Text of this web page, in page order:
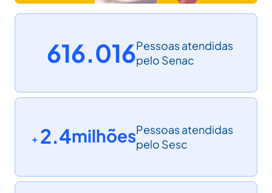
Pessoas atendidas
pelo Senac
616.016
Pessoas atendidas
pelo Sesc
+ 2.4milhões